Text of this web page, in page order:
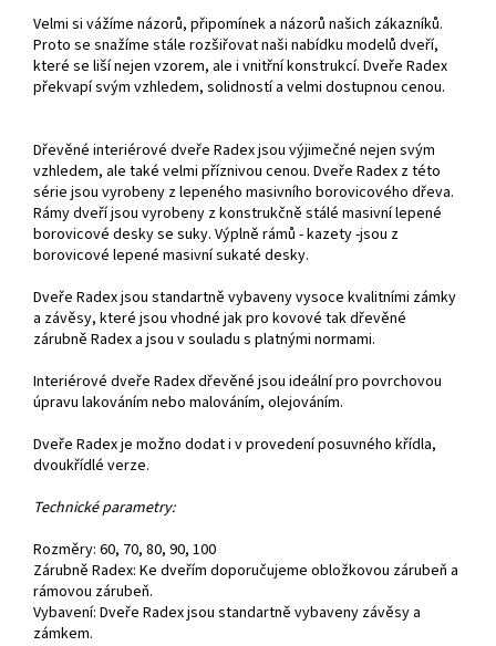
Velmi si vážíme názorů, připomínek a názorů našich zákazníků.
Proto se snažíme stále rozšiřovat naši nabídku modelů dveří,
které se liší nejen vzorem, ale i vnitřní konstrukcí. Dveře Radex
překvapí svým vzhledem, solidností a velmi dostupnou cenou.
Dřevěné interiérové dveře Radex jsou výjimečné nejen svým
vzhledem, ale také velmi příznivou cenou. Dveře Radex z této
série jsou vyrobeny z lepeného masivního borovicového dřeva.
Rámy dveří jsou vyrobeny z konstrukčně stálé masivní lepené
borovicové desky se suky. Výplně rámů - kazety -jsou z
borovicové lepené masivní sukaté desky.
Dveře Radex jsou standartně vybaveny vysoce kvalitními zámky
a závěsy, které jsou vhodné jak pro kovové tak dřevěné
zárubně Radex a jsou v souladu s platnými normami.
Interiérové dveře Radex dřevěné jsou ideální pro povrchovou
úpravu lakováním nebo malováním, olejováním.
Dveře Radex je možno dodat i v provedení posuvného křídla,
dvoukřídlé verze.
Technické parametry:
Rozměry: 60, 70, 80, 90, 100
Zárubně Radex: Ke dveřím doporučujeme obložkovou zárubeň a
rámovou zárubeň.
Vybavení: Dveře Radex jsou standartně vybaveny závěsy a
zámkem.